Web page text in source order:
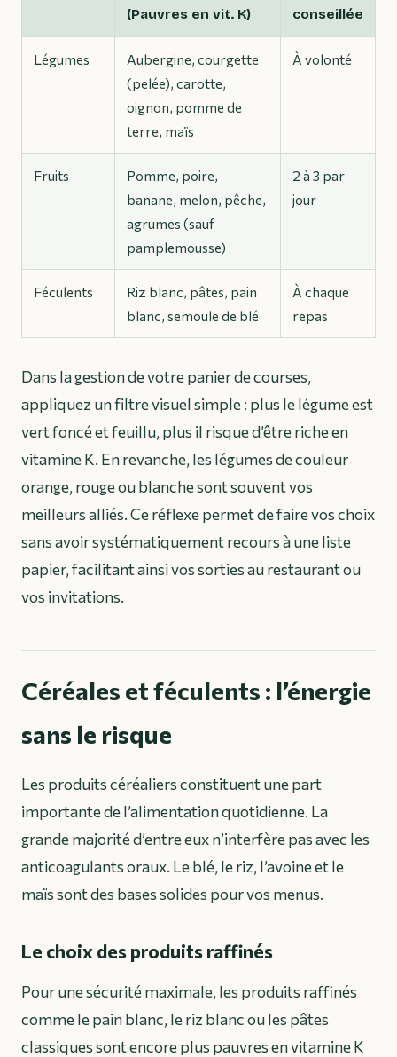
(Pauvres en vit. K)
conseillée
Légumes
Aubergine, courgette
(pelée), carotte,
oignon, pomme de
terre, maïs
À volonté
Fruits
Pomme, poire,
banane, melon, pêche,
agrumes (sauf
pamplemousse)
2 à 3 par
jour
Féculents
Riz blanc, pâtes, pain
blanc, semoule de blé
À chaque
repas
Dans la gestion de votre panier de courses,
appliquez un filtre visuel simple : plus le légume est
vert foncé et feuillu, plus il risque d’être riche en
vitamine K. En revanche, les légumes de couleur
orange, rouge ou blanche sont souvent vos
meilleurs alliés. Ce réflexe permet de faire vos choix
sans avoir systématiquement recours à une liste
papier, facilitant ainsi vos sorties au restaurant ou
vos invitations.
Céréales et féculents : l’énergie
sans le risque
Les produits céréaliers constituent une part
importante de l’alimentation quotidienne. La
grande majorité d’entre eux n’interfère pas avec les
anticoagulants oraux. Le blé, le riz, l’avoine et le
maïs sont des bases solides pour vos menus.
Le choix des produits raffinés
Pour une sécurité maximale, les produits raffinés
comme le pain blanc, le riz blanc ou les pâtes
classiques sont encore plus pauvres en vitamine K